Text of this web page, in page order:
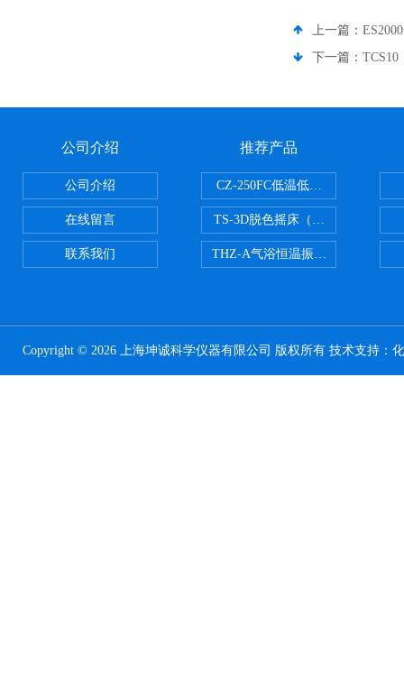
上一篇：
下一篇： TCS10
公司介绍
公司介绍
在线留言
联系我们
推荐产品
CZ-250FC低温低湿种子储藏柜
TS-3D脱色摇床（三维运动）
THZ-A气浴恒温振荡器
Copyright © 2026 上海坤诚科学仪器有限公司 版权所有 技术支持：